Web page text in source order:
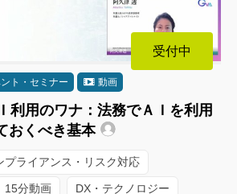
受付中
ト・セミナー 動画
利用のワナ：法務でＡＩを利用
おくべき基本
プライアンス・リスク対応
15分動画 DX・テクノロジー